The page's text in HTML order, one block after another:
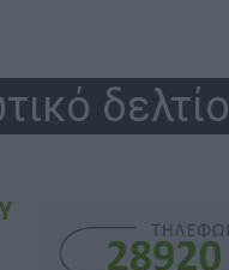
δελτίο